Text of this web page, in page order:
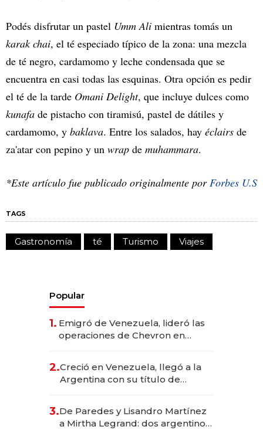
Podés disfrutar un pastel Umm Ali mientras tomás un
karak chai, el té especiado típico de la zona: una mezcla
de té negro, cardamomo y leche condensada que se
encuentra en casi todas las esquinas. Otra opción es pedir
el té de la tarde Omani Delight, que incluye dulces como
kunafa de pistacho con tiramisú, pastel de dátiles y
cardamomo, y baklava. Entre los salados, hay éclairs de
za'atar con pepino y un wrap de muhammara.
*Este artículo fue publicado originalmente porForbes U.S
TAGS
Gastronomía té Turismo Viajes
Popular
1. Emigró de Venezuela, lideró las
operaciones de Chevron en
2.Creció en Venezuela, llegó a la
Argentina con su título de
las marcas "fast premium"
3.De Paredes y Lisandro Martínez
a Mirtha Legrand: dos argentinos